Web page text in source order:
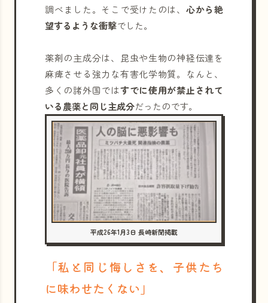
調べました。そこで受けたのは、 心から絶
望するような衝撃でした。
薬剤の主成分は、昆虫や生物の神経伝達を
麻痺させる強力な有害化学物質。なんと、
多くの諸外国ではすでに使用が禁止されて
いる農薬と同じ主成分だったのです。
平成26年1月3日 長崎新聞掲載
「私と同じ悔しさを、子供たち
に味わせたくない」